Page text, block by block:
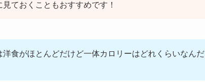
見ておくこともおすすめです！
洋食がほとんどだけど一体カロリーはどれくらいなんだ